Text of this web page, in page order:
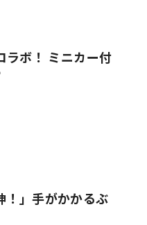
ラボ！ ミニカー付
！」手がかかるぶ